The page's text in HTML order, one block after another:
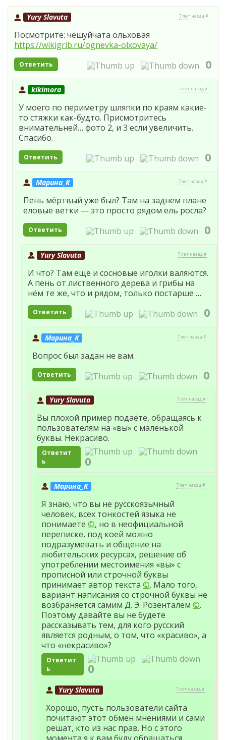
Yury Slavuta 7 лет назад #
Посмотрите: чешуйчата ольховая
https://wikigrib.ru/ognevka-olxovaya/
Ответить 0
kikimora 7 лет назад #
У моего по периметру шляпки по краям какие-
то стяжки как-будто. Присмотритесь
внимательней… фото 2, и 3 если увеличить.
Спасибо.
Ответить 0
Марина_К 7 лет назад #
Пень мёртвый уже был? Там на заднем плане
еловые ветки — это просто рядом ель росла?
Ответить 0
Yury Slavuta 7 лет назад #
И что? Там ещё и сосновые иголки валяются.
А пень от лиственного дерева и грибы на
нём те же, что и рядом, только постарше …
Ответить 0
Марина_К 7 лет назад #
Вопрос был задан не вам.
Ответить 0
Yury Slavuta 7 лет назад #
Вы плохой пример подаёте, обращаясь к
пользователям на «вы» с маленькой
буквы. Некрасиво.
Ответит
ь
0
Марина_К 7 лет назад #
Я знаю, что вы не русскоязычный
человек, всех тонкостей языка не
понимаете ©, но в неофициальной
переписке, под коей можно
подразумевать и общение на
любительских ресурсах, решение об
употреблении местоимения «вы» с
прописной или строчной буквы
принимает автор текста ©. Мало того,
вариант написания со строчной буквы не
возбраняется самим Д. Э. Розенталем ©.
Поэтому давайте вы не будете
рассказывать тем, для кого русский
является родным, о том, что «красиво», а
что «некрасиво»?
Ответит
ь
0
Yury Slavuta 7 лет назад #
Хорошо, пусть пользователи сайта
почитают этот обмен мнениями и сами
решат, кто из нас прав. Но с этого